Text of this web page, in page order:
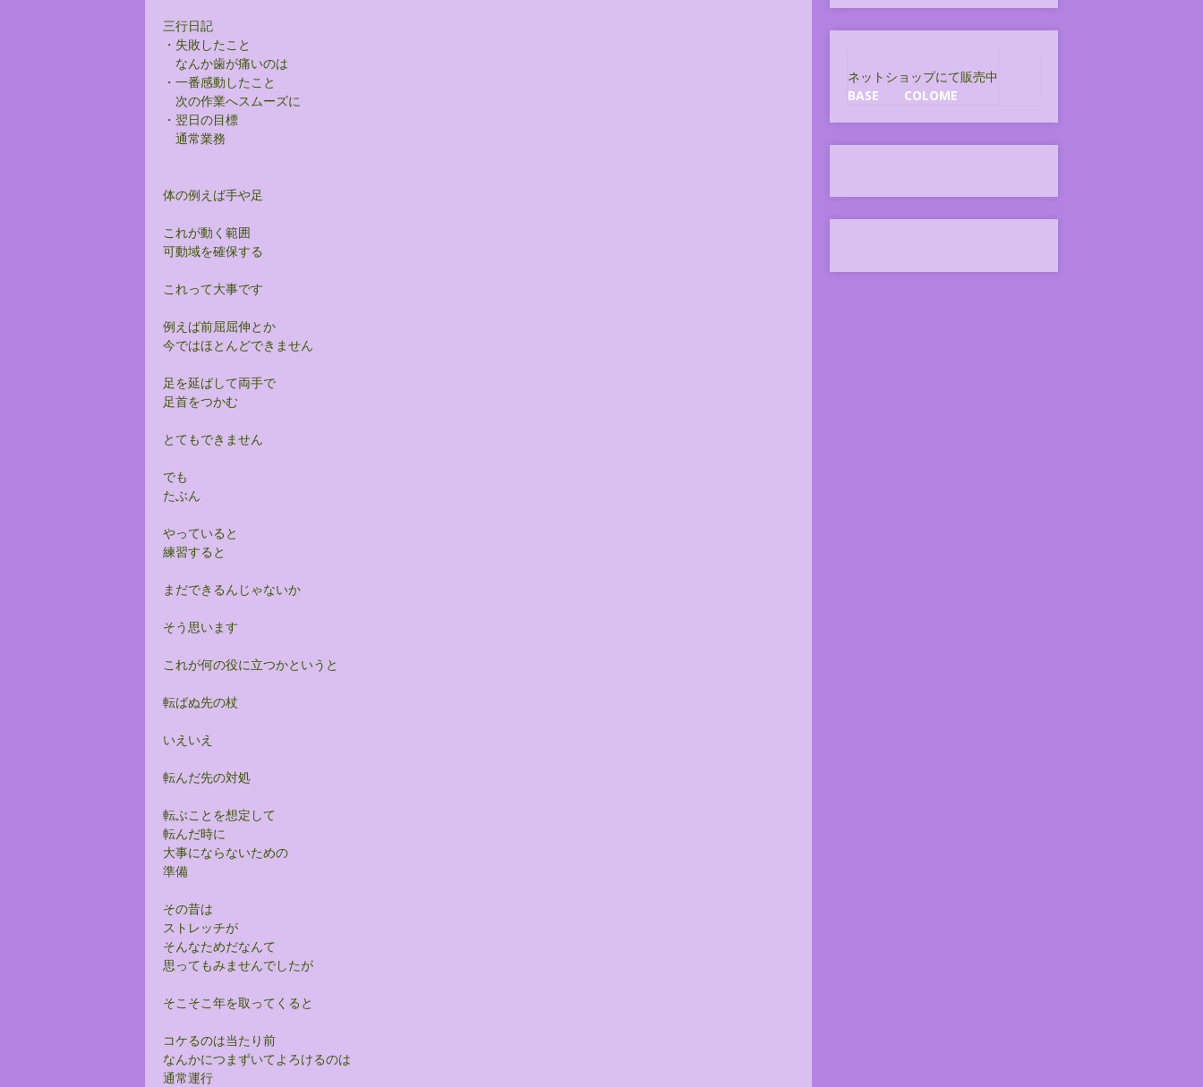
三行日記
・失敗したこと
なんか歯が痛いのは
・一番感動したこと
次の作業へスムーズに
・翌日の目標
通常業務
体の例えば手や足
これが動く範囲
可動域を確保する
これって大事です
例えば前屈屈伸とか
今ではほとんどできません
足を延ばして両手で
足首をつかむ
とてもできません
でも
たぶん
やっていると
練習すると
まだできるんじゃないか
そう思います
これが何の役に立つかというと
転ばぬ先の杖
いえいえ
転んだ先の対処
転ぶことを想定して
転んだ時に
大事にならないための
準備
その昔は
ストレッチが
そんなためだなんて
思ってもみませんでしたが
そこそこ年を取ってくると
コケるのは当たり前
なんかにつまずいてよろけるのは
通常運行
ネットショップにて販売中
BASE
COLOME